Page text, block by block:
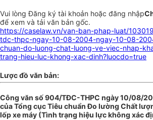
Vui lòngĐăng ký tài khoản hoặc đăng nhập
để xem và tải văn bản gốc.
https://caselaw.vn/van-ban-phap-luat/
tdc-thpc-ngay-10-08-2004-ngay-10-08-
chuan-do-luong-chat-luong-ve-viec-nhap-
trang-hieu-luc-khong-xac-dinh?luocdo=true
Lược đồ văn bản:
Công văn số 904/TĐC-THPC ngày 10/08/
của Tổng cục Tiêu chuẩn Đo lường Chất
lốp xe máy (Tình trạng hiệu lực không xác